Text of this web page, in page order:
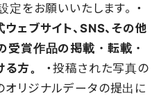
定をお願いいたします。 ・
ェブサイト、SNS、その他
受賞作品の掲載・転載・
方。
・投稿された写真の
リジナルデータの提出に